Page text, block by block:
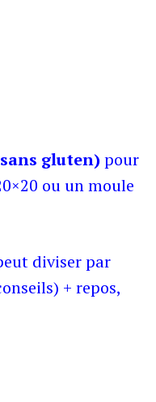
gluten) pour
ou un moule
diviser par
+ repos,